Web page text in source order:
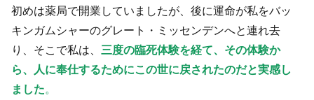
初めは薬局で開業していましたが、後に運命が私をバッ
キンガムシャーのグレート・ミッセンデンへと連れ去
り、そこで私は、 三度の臨死体験を経て、その体験か
ら、人に奉仕するためにこの世に戻されたのだと実感し
ました。